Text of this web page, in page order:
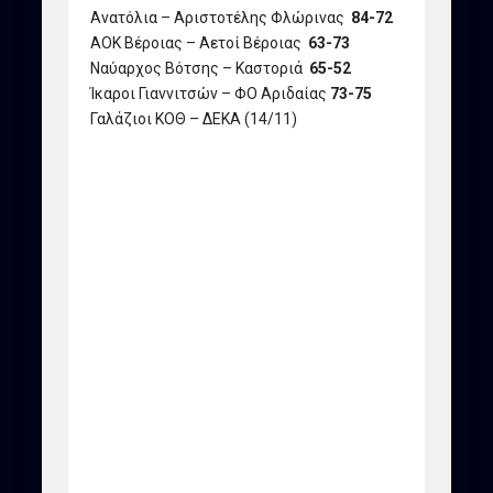
Ανατόλια – Αριστοτέλης Φλώρινας 84-72
ΑΟΚ Βέροιας – Αετοί Βέροιας 63-73
Ναύαρχος Βότσης – Καστοριά 65-52
Ίκαροι Γιαννιτσών – ΦΟ Αριδαίας 73-75
Γαλάζιοι ΚΟΘ – ΔΕΚΑ (14/11)